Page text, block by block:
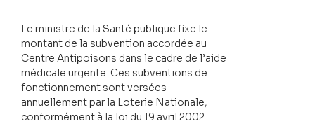
Le ministre de la Santé publique fixe le
montant de la subvention accordée au
Centre Antipoisons dans le cadre de l’aide
médicale urgente. Ces subventions de
fonctionnement sont versées
annuellement par la Loterie Nationale,
conformément à la loi du 19 avril 2002.